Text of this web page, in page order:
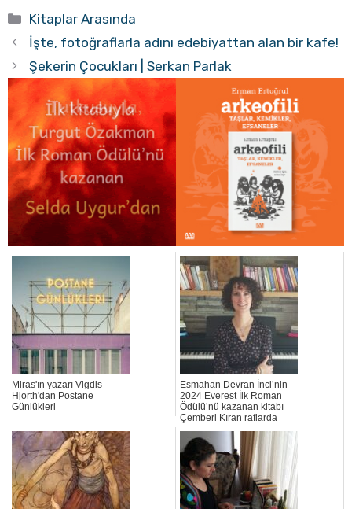
Kategoriler
Kitaplar Arasında
İşte, fotoğraflarla adını edebiyattan alan bir kafe!
Şekerin Çocukları | Serkan Parlak
Miras'ın yazarı Vigdis
Hjorth'dan Postane
Günlükleri
Esmahan Devran İnci’nin
2024 Everest İlk Roman
Ödülü’nü kazanan kitabı
Çemberi Kıran raflarda